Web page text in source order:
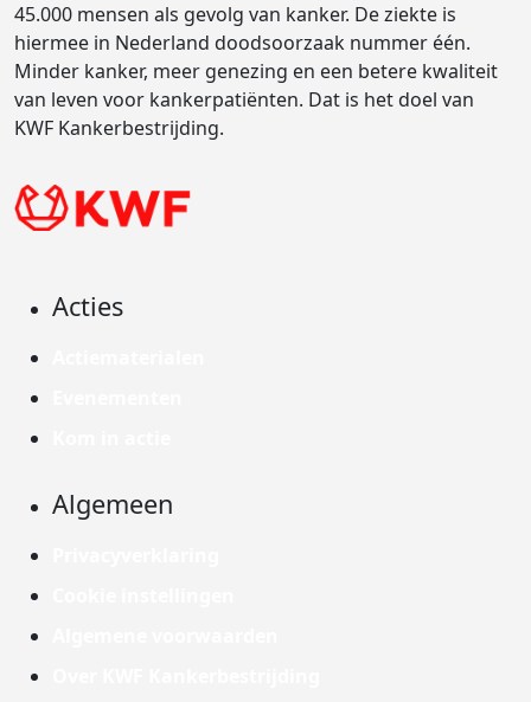
45.000 mensen als gevolg van kanker. De ziekte is
hiermee in Nederland doodsoorzaak nummer één.
Minder kanker, meer genezing en een betere kwaliteit
van leven voor kankerpatiënten. Dat is het doel van
KWF Kankerbestrijding.
Acties
Algemeen